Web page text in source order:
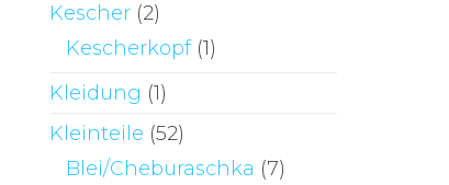
Kescher (2)
Kescherkopf (1)
Kleidung (1)
Kleinteile (52)
Blei/Cheburaschka (7)